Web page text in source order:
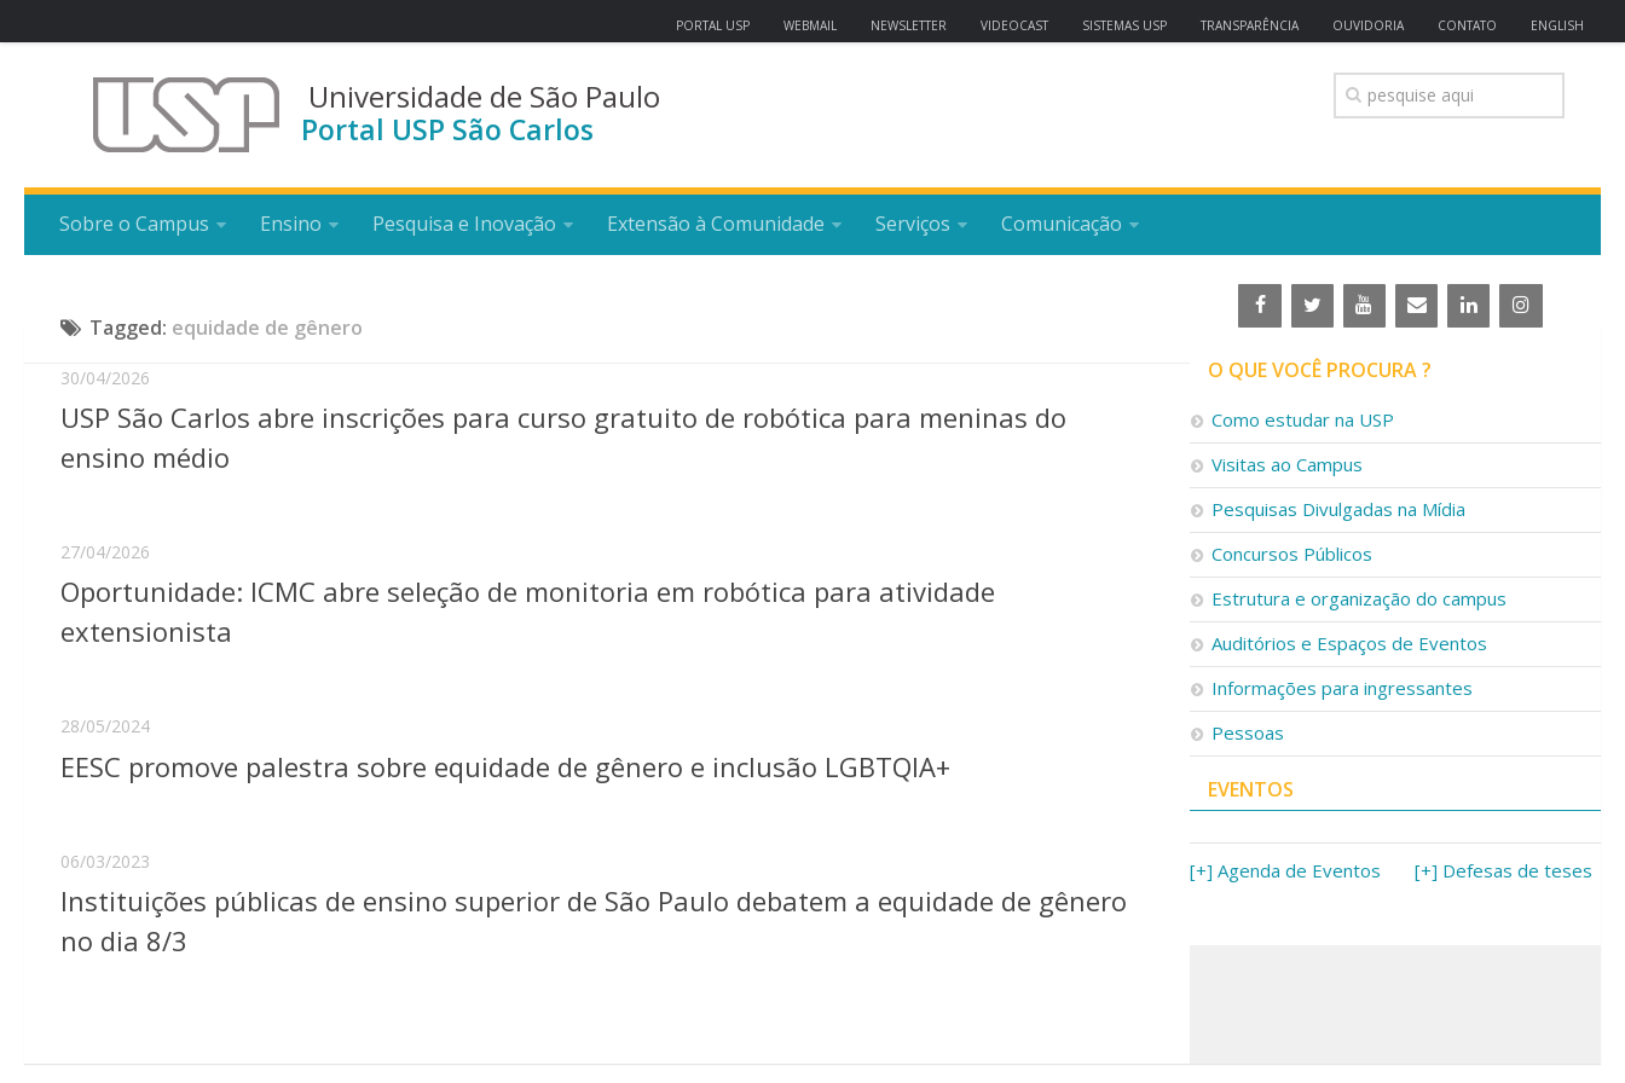
PORTAL USP WEBMAIL NEWSLETTER VIDEOCAST SISTEMAS USP TRANSPARÊNCIA OUVIDORIA CONTATO ENGLISH
Universidade de São Paulo
Portal USP São Carlos
Sobre o Campus Ensino Pesquisa e Inovação Extensão à Comunidade Serviços Comunicação
Tagged: equidade de gênero
30/04/2026
USP São Carlos abre inscrições para curso gratuito de robótica para meninas do
ensino médio
27/04/2026
Oportunidade: ICMC abre seleção de monitoria em robótica para atividade
extensionista
28/05/2024
EESC promove palestra sobre equidade de gênero e inclusão LGBTQIA+
06/03/2023
Instituições públicas de ensino superior de São Paulo debatem a equidade de gênero
no dia 8/3
O QUE VOCÊ PROCURA ?
Como estudar na USP
Visitas ao Campus
Pesquisas Divulgadas na Mídia
Concursos Públicos
Estrutura e organização do campus
Auditórios e Espaços de Eventos
Informações para ingressantes
Pessoas
EVENTOS
[+] Agenda de Eventos [+] Defesas de teses